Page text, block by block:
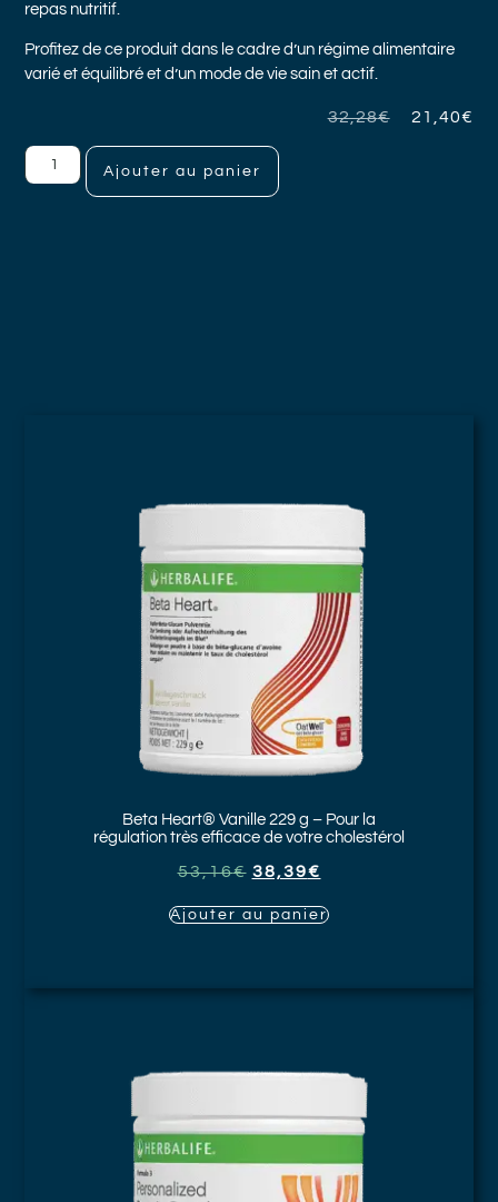
repas nutritif.
Profitez de ce produit dans le cadre d’un régime alimentaire
varié et équilibré et d’un mode de vie sain et actif.
32,28€ 21,40€
Ajouter au panier
Beta Heart® Vanille 229 g – Pour la
régulation très efficace de votre cholestérol
53,16€ 38,39€
Ajouter au panier